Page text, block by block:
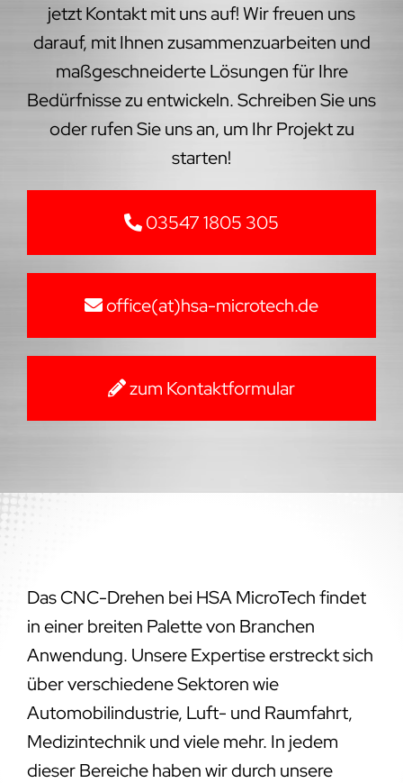
jetzt Kontakt mit uns auf! Wir freuen uns
darauf, mit Ihnen zusammenzuarbeiten und
maßgeschneiderte Lösungen für Ihre
Bedürfnisse zu entwickeln. Schreiben Sie uns
oder rufen Sie uns an, um Ihr Projekt zu
starten!
03547 1805 305
office(at)hsa-microtech.de
zum Kontaktformular
Das CNC-Drehen bei HSA MicroTech findet
in einer breiten Palette von Branchen
Anwendung. Unsere Expertise erstreckt sich
über verschiedene Sektoren wie
Automobilindustrie, Luft- und Raumfahrt,
Medizintechnik und viele mehr. In jedem
dieser Bereiche haben wir durch unsere